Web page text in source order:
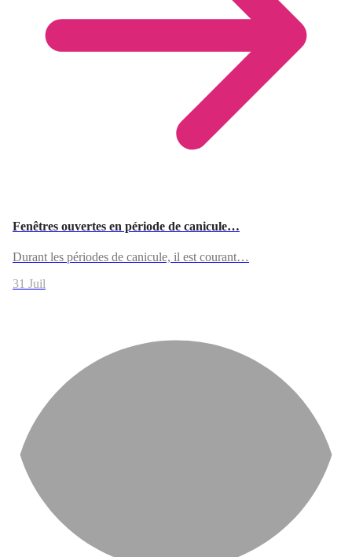
Fenêtres ouvertes en période de canicule…
Durant les périodes de canicule, il est courant…
31 Juil